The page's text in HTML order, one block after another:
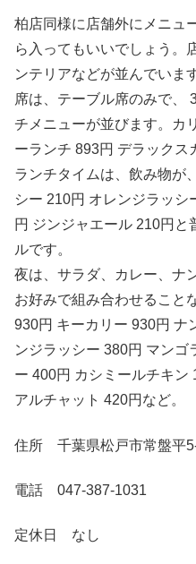
柏店同様に店舗外にメニュ
ら入ってもいいでしょう。
ンテリアなどが並んでいま
席は、テーブル席のみで、
チメニューが並びます。カ
ーランチ 893円 デラックス
ランチタイムは、飲み物が
シー 210円 オレンジラッ
円 ジンジャエール 210円
ルです。
夜は、サラダ、カレー、ナ
お好みで組み合わせること
930円 キーカリー 930円 ナ
ンジラッシー 380円 マンゴ
ー 400円 カシミールチキン
アルチャット 420円など。
住所 千葉県松戸市常盤平
電話 047-387-1031
定休日 なし